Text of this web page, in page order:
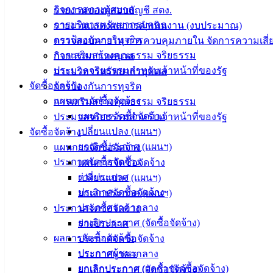
กิจการสภาเทศบาล
การบริหารทรัพยากรบุคคล
การป้องกันการทุจริต
การเสริมสร้างคุณธรรม จริยธรรม
ประมวลจริยธรรมสำหรับเจ้าหน้าที่ของรัฐ
จัดซื้อจัดจ้าง
แผนการจัดซื้อจัดจ้าง
แผนการจัดซื้อจัดจ้าง
เปลี่ยนแปลง (แผนฯ)
ยกเลิกประกาศ (แผนฯ)
ประกาศจัดซื้อจัดจ้าง
ร่างประกาศ
ประกาศจัดซื้อจัดจ้าง
ประกาศราคากลาง
ยกเลิกประกาศ (จัดซื้อจัดจ้าง)
ผลการจัดซื้อจัดจ้าง
ประกาศผู้ชนะ
ยกเลิกประกาศ (ผลการจัดซื้อจัดจ้าง)
รายงานของผู้สอบบัญชี สตง.
รายงานแสดงผลการดำเนินงาน (งบประมาณ)
ตรวจสอบภายใน การควบคุมภายใน จัดการความเสี่
กิจการสภาเทศบาล
การบริหารทรัพยากรบุคคล
การป้องกันการทุจริต
การเสริมสร้างคุณธรรม จริยธรรม
ประมวลจริยธรรมสำหรับเจ้าหน้าที่ของรัฐ
จัดซื้อจัดจ้าง
แผนการจัดซื้อจัดจ้าง
แผนการจัดซื้อจัดจ้าง
เปลี่ยนแปลง (แผนฯ)
ยกเลิกประกาศ (แผนฯ)
ประกาศจัดซื้อจัดจ้าง
ร่างประกาศ
ประกาศจัดซื้อจัดจ้าง
ประกาศราคากลาง
ยกเลิกประกาศ (จัดซื้อจัดจ้าง)